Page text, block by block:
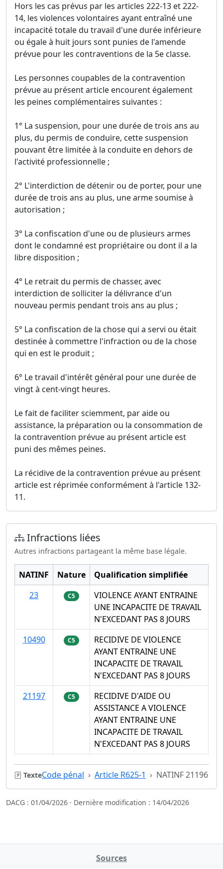
Hors les cas prévus par les articles 222-13 et 222-
14, les violences volontaires ayant entraîné une
incapacité totale du travail d'une durée inférieure
ou égale à huit jours sont punies de l'amende
prévue pour les contraventions de la 5e classe.
Les personnes coupables de la contravention
prévue au présent article encourent également
les peines complémentaires suivantes :
1° La suspension, pour une durée de trois ans au
plus, du permis de conduire, cette suspension
pouvant être limitée à la conduite en dehors de
l'activité professionnelle ;
2° L'interdiction de détenir ou de porter, pour une
durée de trois ans au plus, une arme soumise à
autorisation ;
3° La confiscation d'une ou de plusieurs armes
dont le condamné est propriétaire ou dont il a la
libre disposition ;
4° Le retrait du permis de chasser, avec
interdiction de solliciter la délivrance d'un
nouveau permis pendant trois ans au plus ;
5° La confiscation de la chose qui a servi ou était
destinée à commettre l'infraction ou de la chose
qui en est le produit ;
6° Le travail d'intérêt général pour une durée de
vingt à cent-vingt heures.
Le fait de faciliter sciemment, par aide ou
assistance, la préparation ou la consommation de
la contravention prévue au présent article est
puni des mêmes peines.
La récidive de la contravention prévue au présent
article est réprimée conformément à l'article 132-
11.
Infractions liées
Autres infractions partageant la même base légale.
NATINF Nature
Qualification simplifiée
23
C5
VIOLENCE AYANT ENTRAINE
UNE INCAPACITE DE TRAVAIL
N'EXCEDANT PAS 8 JOURS
10490
C5
RECIDIVE DE VIOLENCE
AYANT ENTRAINE UNE
INCAPACITE DE TRAVAIL
N'EXCEDANT PAS 8 JOURS
21197
C5
RECIDIVE D'AIDE OU
ASSISTANCE A VIOLENCE
AYANT ENTRAINE UNE
INCAPACITE DE TRAVAIL
N'EXCEDANT PAS 8 JOURS
TexteCode pénal Article R625-1 NATINF 21196
DACG : 01/04/2026 · Dernière modification : 14/04/2026
Sources